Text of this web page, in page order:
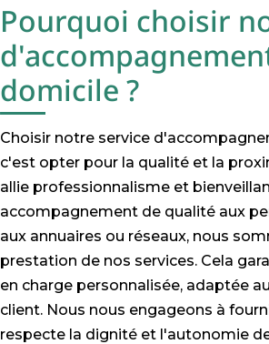
Pourquoi choisir
domicile ?
Choisir notre service
c'est opter pour la qualité et la
allie professionnalisme et
accompagnement de qualité aux
aux annuaires ou réseaux, nous
prestation de nos services. Cela
en charge personnalisée, adaptée
client. Nous nous engageons à
respecte la dignité et l'autonomie